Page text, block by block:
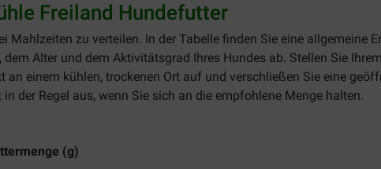
Freiland Hundefutter
Mahlzeiten zu verteilen. In der Tabelle finden Sie eine allgemeine
Alter und dem Aktivitätsgrad Ihres Hundes ab. Stellen Sie
einem kühlen, trockenen Ort auf und verschließen Sie eine
der Regel aus, wenn Sie sich an die empfohlene Menge halten.
(g)